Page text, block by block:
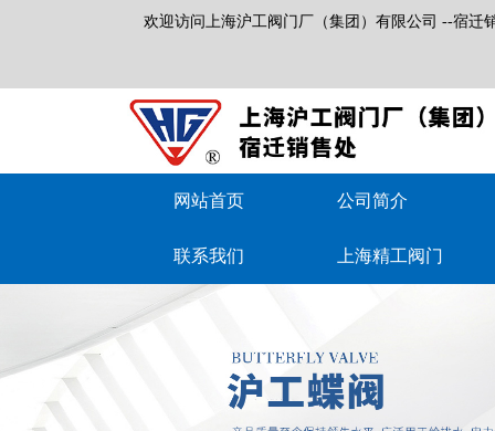
欢迎访问上海沪工阀门厂（集团）有限公司 --宿迁
网站首页 公司简介
联系我们 上海精工阀门